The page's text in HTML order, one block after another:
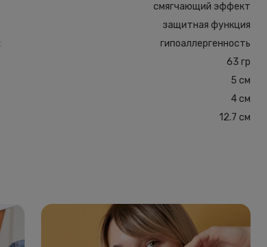
смягчающий эффект
защитная функция
:
гипоаллергенность
63 гр
5 см
4 см
12.7 см